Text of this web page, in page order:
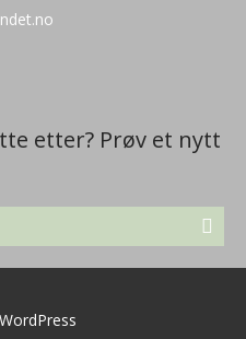
etter? Prøv et nytt
WordPress